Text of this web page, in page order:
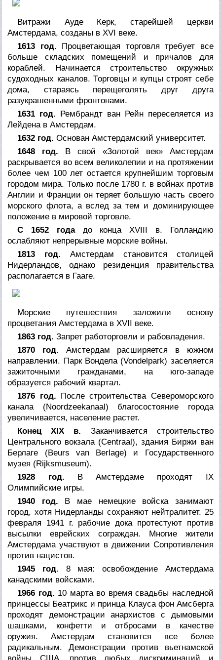
Витражи Ауде Керк, старейшей церкви
Амстердама, созданы в XVI веке.
1613 год. Процветающая торговля требует все
больше складских помещений и причалов для
кораблей. Начинается строительство окружных
судоходных каналов. Торговцы и купцы строят себе
дома, стараясь перещеголять друг друга
разукрашенными фронтонами.
1631 год. Рембрандт ван Рейн переселяется из
Лейдена в Амстердам.
1632 год.Основан Амстердамский университет.
1648 год. В свой «Золотой век» Амстердам
раскрывается во всем великолепии и на протяжении
более чем 100 лет остается крупнейшим торговым
городом мира. Только после 1780 г. в войнах против
Англии и Франции он теряет большую часть своего
морского флота, а вслед за тем и доминирующее
положение в мировой торговле.
С 1652 года до конца XVIII в. Голландию
ослабляют непрерывные морские войны.
1813 год. Амстердам становится столицей
Нидерландов, однако резиденция правительства
располагается в Гааге.
Морские путешествия заложили основу
процветания Амстердама в XVII веке.
1863 год.Запрет работорговли и рабовладения.
1870 год. Амстердам расширяется в южном
направлении. Парк Вондела (Vondelpark) заселяется
зажиточными гражданами, на юго-западе
образуется рабочий квартал.
1876 год. После строительства Североморского
канала (Noordzeekanaal) благосостояние города
увеличивается, население растет.
Конец XIX в. Заканчивается строительство
Центрального вокзала (Centraal), здания Биржи ван
Берлаге (Beurs van Berlage) и Государственного
музея (Rijksmuseum).
1928 год. В Амстердаме проходят IX
Олимпийские игры.
1940 год. В мае немецкие войска занимают
город, хотя Нидерланды сохраняют нейтралитет. 25
февраля 1941 г. рабочие дока протестуют против
высылки еврейских сограждан. Многие жители
Амстердама участвуют в движении Сопротивления
против нацистов.
1945 год. 8 мая: освобождение Амстердама
канадскими войсками.
1966 год. 10 марта во время свадьбы наследной
принцессы Беатрикс и принца Клауса фон Амсберга
проходят демонстрации анархистов с дымовыми
шашками, конфетти и отбросами в качестве
оружия. Амстердам становится все более
радикальным. Демонстрации против вьетнамской